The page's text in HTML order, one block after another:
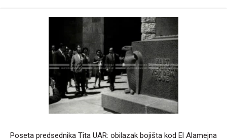
Poseta predsednika Tita UAR: obilazak bojišta kod El Alamejna